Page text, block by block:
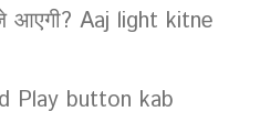
Aaj light kitne
Play button kab